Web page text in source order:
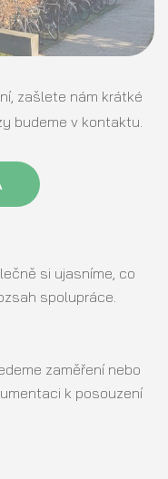
zašlete nám krátké
budeme v kontaktu.
si ujasníme, co
spolupráce.
zaměření nebo
k posouzení